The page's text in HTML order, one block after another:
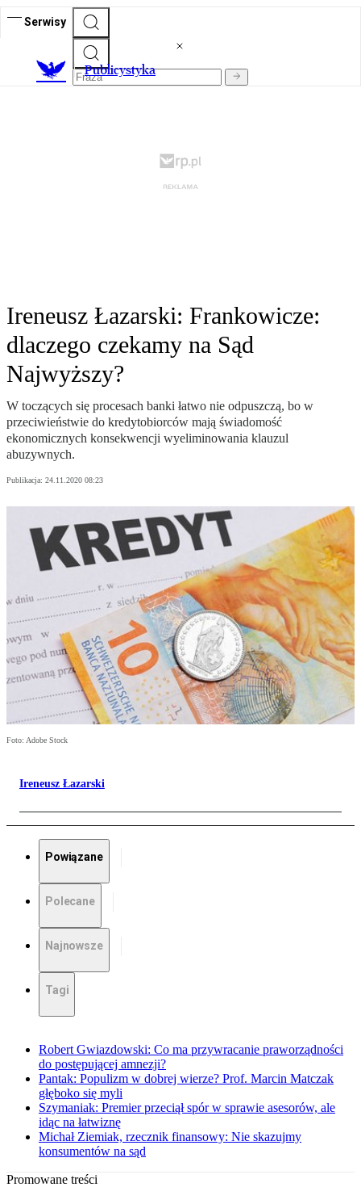
Serwisy
Publicystyka
Ireneusz Łazarski: Frankowicze:
dlaczego czekamy na Sąd
Najwyższy?
W toczących się procesach banki łatwo nie odpuszczą, bo w
przeciwieństwie do kredytobiorców mają świadomość
ekonomicznych konsekwencji wyeliminowania klauzul
abuzywnych.
Publikacja: 24.11.2020 08:23
Foto: Adobe Stock
Ireneusz Łazarski
Powiązane
Polecane
Najnowsze
Tagi
Robert Gwiazdowski: Co ma przywracanie praworządności
do postępującej amnezji?
Pantak: Populizm w dobrej wierze? Prof. Marcin Matczak
głęboko się myli
Szymaniak: Premier przeciął spór w sprawie asesorów, ale
idąc na łatwiznę
Michał Ziemiak, rzecznik finansowy: Nie skazujmy
konsumentów na sąd
Promowane treści